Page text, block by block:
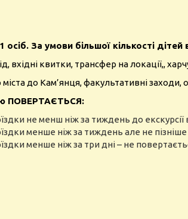
За умови більшої кількості дітей
вхідні квитки, трансфер на локації,,
до Кам’янця, факультативні заходи,
ПОВЕРТАЄТЬСЯ:
не менш ніж за тиждень до екскурсії в
менше ніж за тиждень але не пізніше
менше ніж за три дні – не